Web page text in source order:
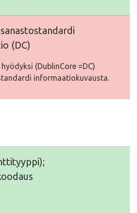
(DC)
(DublinCore =DC)
informaatiokuvausta.